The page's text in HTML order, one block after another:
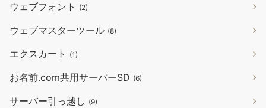
ウェブフォント (2)
ウェブマスターツール (8)
エクスカート (1)
お名前.com共用サーバーSD (6)
サーバー引っ越し (9)